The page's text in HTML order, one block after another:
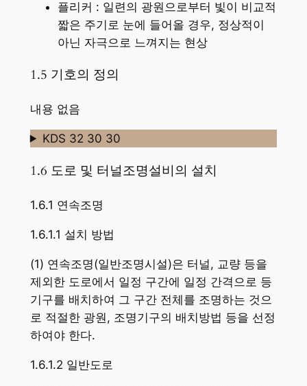
플리커 : 일련의 광원으로부터 빛이 비교적
짧은 주기로 눈에 들어올 경우, 정상적이
아닌 자극으로 느껴지는 현상
1.5 기호의 정의
내용 없음
KDS 32 30 30
1.6 도로 및 터널조명설비의 설치
1.6.1 연속조명
1.6.1.1 설치 방법
(1) 연속조명(일반조명시설)은 터널, 교량 등을
제외한 도로에서 일정 구간에 일정 간격으로 등
기구를 배치하여 그 구간 전체를 조명하는 것으
로 적절한 광원, 조명기구의 배치방법 등을 선정
하여야 한다.
1.6.1.2 일반도로